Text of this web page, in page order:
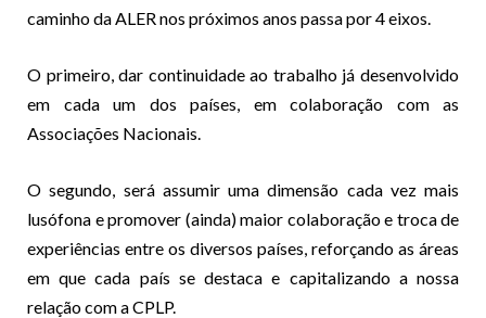
caminho da ALER nos próximos anos passa por 4 eixos.
O primeiro, dar continuidade ao trabalho já desenvolvido
em cada um dos países, em colaboração com as
Associações Nacionais.
O segundo, será assumir uma dimensão cada vez mais
lusófona e promover (ainda) maior colaboração e troca de
experiências entre os diversos países, reforçando as áreas
em que cada país se destaca e capitalizando a nossa
relação com a CPLP.